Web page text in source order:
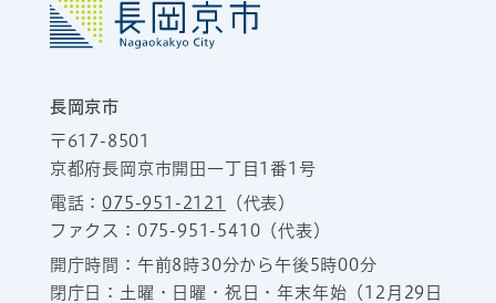
長岡京市
〒617-8501
京都府長岡京市開田一丁目1番1号
電話：075-951-2121
（代表）
ファクス：075-951-5410（代表）
開庁時間：午前8時30分から午後5時00分
閉庁日：土曜・日曜・祝日・年末年始（12月29日